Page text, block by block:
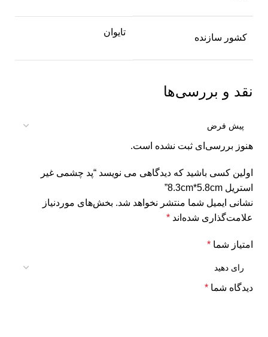
کشور سازنده
تایوان
نقد و بررسی‌ها
هنوز بررسی‌ای ثبت نشده است.
اولین کسی باشید که دیدگاهی می نویسد “پد چشمی غیر
استریل 8.3cm*5.8cm”
نشانی ایمیل شما منتشر نخواهد شد. بخش‌های موردنیاز
علامت‌گذاری شده‌اند *
امتیاز شما *
دیدگاه شما *